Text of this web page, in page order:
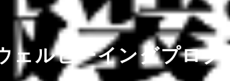
ルビーイングプロ